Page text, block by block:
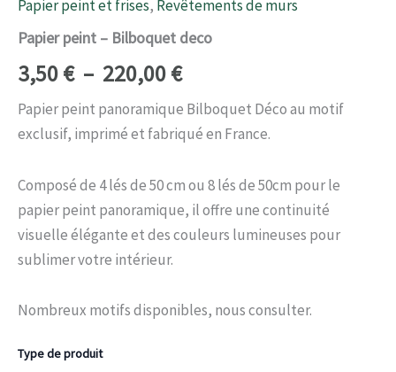
Papier peint et frises, Revêtements de murs
Papier peint – Bilboquet deco
3,50€ – 220,00€
Papier peint panoramique Bilboquet Déco au motif
exclusif, imprimé et fabriqué en France.
Composé de 4 lés de 50 cm ou 8 lés de 50cm pour le
papier peint panoramique, il offre une continuité
visuelle élégante et des couleurs lumineuses pour
sublimer votre intérieur.
Nombreux motifs disponibles, nous consulter.
Type de produit